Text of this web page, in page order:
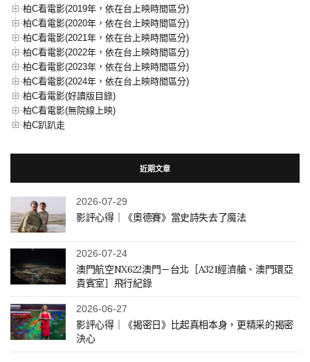
柏C看電影(2019年，依在台上映時間區分)
柏C看電影(2020年，依在台上映時間區分)
柏C看電影(2021年，依在台上映時間區分)
柏C看電影(2022年，依在台上映時間區分)
柏C看電影(2023年，依在台上映時間區分)
柏C看電影(2024年，依在台上映時間區分)
柏C看電影(好讀版目錄)
柏C看電影(無院線上映)
柏C趴趴走
近期文章
2026-07-29
影評心得｜《奧德賽》當史詩失去了魔法
2026-07-24
澳門航空NX622澳門－台北［A321經濟艙、澳門環亞
貴賓室］飛行紀錄
2026-06-27
影評心得｜《揭密日》比起真相本身，更精采的揭密
決心